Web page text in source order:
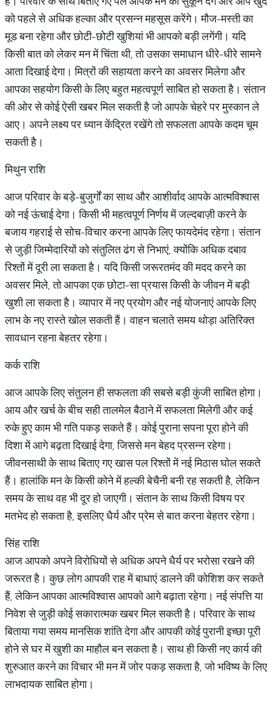
को पहले से अधिक हल्का और प्रसन्न महसूस करेंगे। मौज-मस्ती का
मूड बना रहेगा और छोटी-छोटी खुशियां भी आपको बड़ी लगेंगी। यदि
किसी बात को लेकर मन में चिंता थी, तो उसका समाधान धीरे-धीरे सामने
आता दिखाई देगा। मित्रों की सहायता करने का अवसर मिलेगा और
आपका सहयोग किसी के लिए बहुत महत्वपूर्ण साबित हो सकता है। संतान
की ओर से कोई ऐसी खबर मिल सकती है जो आपके चेहरे पर मुस्कान ले
आए। अपने लक्ष्य पर ध्यान केंद्रित रखेंगे तो सफलता आपके कदम चूम
सकती है।
मिथुन राशि
आज परिवार के बड़े-बुजुर्गों का साथ और आशीर्वाद आपके आत्मविश्वास
को नई ऊंचाई देगा। किसी भी महत्वपूर्ण निर्णय में जल्दबाज़ी करने के
बजाय गहराई से सोच-विचार करना आपके लिए फायदेमंद रहेगा। संतान
से जुड़ी जिम्मेदारियों को संतुलित ढंग से निभाएं, क्योंकि अधिक दबाव
रिश्तों में दूरी ला सकता है। यदि किसी जरूरतमंद की मदद करने का
अवसर मिले, तो आपका एक छोटा-सा प्रयास किसी के जीवन में बड़ी
खुशी ला सकता है। व्यापार में नए प्रयोग और नई योजनाएं आपके लिए
लाभ के नए रास्ते खोल सकती हैं। वाहन चलाते समय थोड़ा अतिरिक्त
सावधान रहना बेहतर रहेगा।
कर्क राशि
आज आपके लिए संतुलन ही सफलता की सबसे बड़ी कुंजी साबित होगा।
आय और खर्च के बीच सही तालमेल बैठाने में सफलता मिलेगी और कई
रुके हुए काम भी गति पकड़ सकते हैं। कोई पुराना सपना पूरा होने की
दिशा में आगे बढ़ता दिखाई देगा, जिससे मन बेहद प्रसन्न रहेगा।
जीवनसाथी के साथ बिताए गए खास पल रिश्तों में नई मिठास घोल सकते
हैं। हालांकि मन के किसी कोने में हल्की बेचैनी बनी रह सकती है, लेकिन
समय के साथ वह भी दूर हो जाएगी। संतान के साथ किसी विषय पर
मतभेद हो सकता है, इसलिए धैर्य और प्रेम से बात करना बेहतर रहेगा।
सिंह राशि
आज आपको अपने विरोधियों से अधिक अपने धैर्य पर भरोसा रखने की
जरूरत है। कुछ लोग आपकी राह में बाधाएं डालने की कोशिश कर सकते
हैं, लेकिन आपका आत्मविश्वास आपको आगे बढ़ाता रहेगा। नई संपत्ति या
निवेश से जुड़ी कोई सकारात्मक खबर मिल सकती है। परिवार के साथ
बिताया गया समय मानसिक शांति देगा और आपकी कोई पुरानी इच्छा पूरी
होने से घर में खुशी का माहौल बन सकता है। साथ ही किसी नए कार्य की
शुरुआत करने का विचार भी मन में जोर पकड़ सकता है, जो भविष्य के लिए
लाभदायक साबित होगा।